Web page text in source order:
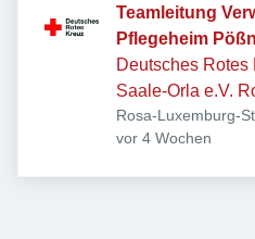
Teamleitung
Pflegeheim
Deutsches Rotes
Saale-Orla e.V.
Rosa-Luxemburg-
Pößneck,
Veröffentlicht:
vor 4 Wochen